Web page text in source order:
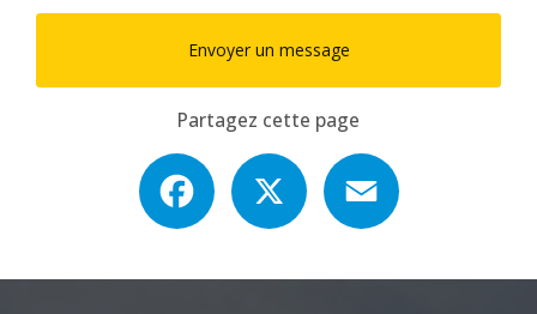
Envoyer un message
Partagez cette page
Facebook